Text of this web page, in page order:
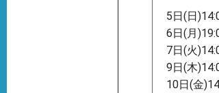
5日(日
6日(月
7日(火
9日(木
10日(金